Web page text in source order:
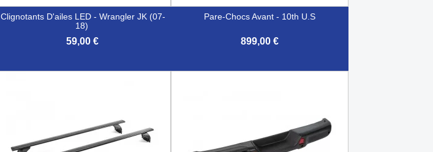
Clignotants D'ailes LED - Wrangler JK (07-
18)
59,00 €
Pare-Chocs Avant - 10th U.S
899,00 €